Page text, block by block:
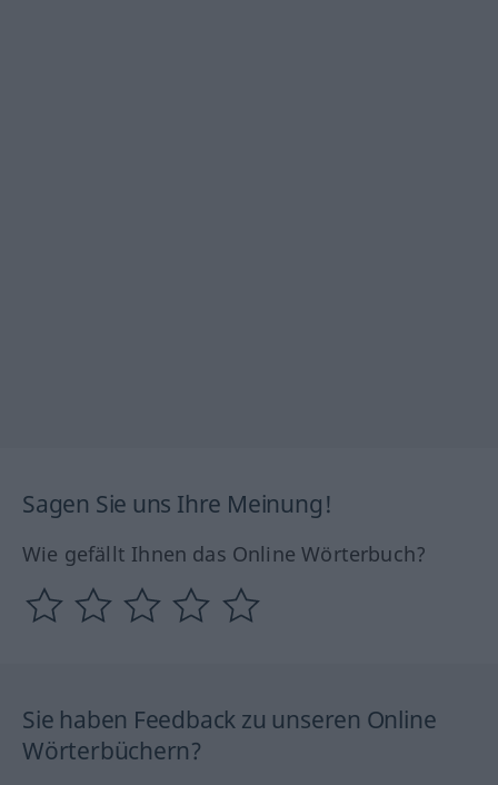
Sagen Sie uns Ihre Meinung!
Wie gefällt Ihnen das Online Wörterbuch?
Sie haben Feedback zu unseren Online
Wörterbüchern?